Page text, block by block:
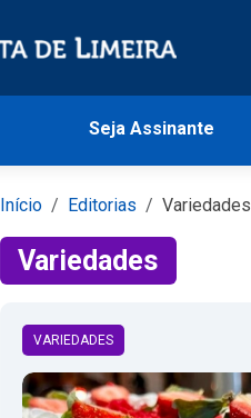
Seja Assinante
Início Editorias Variedades
Variedades
VARIEDADES